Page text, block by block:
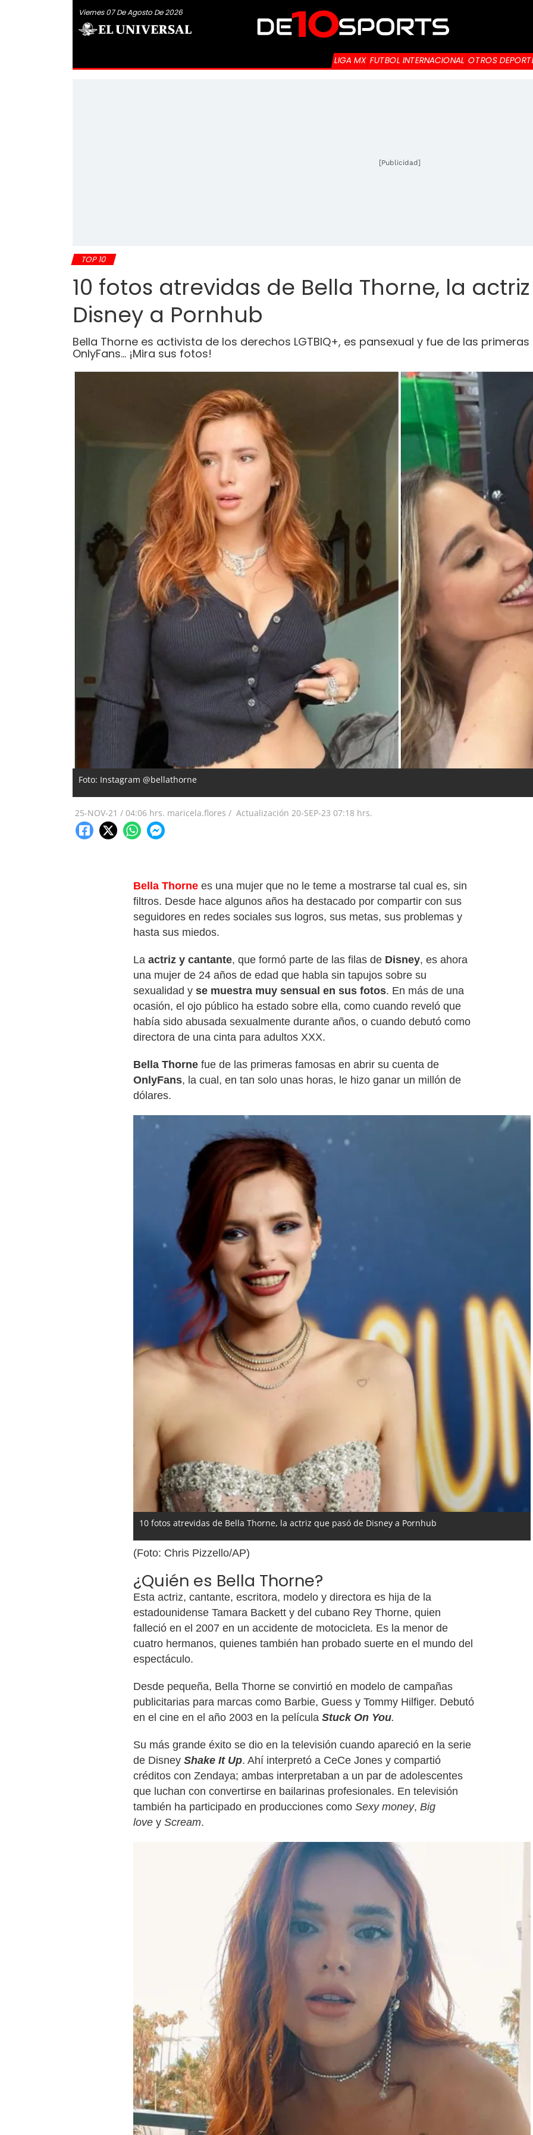
Viernes 07 De Agosto De 2026
LIGA MX FUTBOL INTERNACIONAL OTROS
[Publicidad]
TOP 10
10 fotos atrevidas de Bella Thorne, la
Disney a Pornhub
Bella Thorne es activista de los derechos LGTBIQ+, es pansexual y fue de las
OnlyFans… ¡Mira sus fotos!
Foto: Instagram @bellathorne
25-NOV-21 / 04:06 hrs. maricela.flores / Actualización 20-SEP-23 07:18 hrs.
Bella Thorne es una mujer que no le teme a mostrarse tal cual es, sin
filtros. Desde hace algunos años ha destacado por compartir con sus
seguidores en redes sociales sus logros, sus metas, sus problemas y
hasta sus miedos.
La actriz y cantante, que formó parte de las filas de Disney, es ahora
una mujer de 24 años de edad que habla sin tapujos sobre su
sexualidad y se muestra muy sensual en sus fotos. En más de una
ocasión, el ojo público ha estado sobre ella, como cuando reveló que
había sido abusada sexualmente durante años, o cuando debutó como
directora de una cinta para adultos XXX.
Bella Thorne fue de las primeras famosas en abrir su cuenta de
OnlyFans, la cual, en tan solo unas horas, le hizo ganar un millón de
dólares.
10 fotos atrevidas de Bella Thorne, la actriz que pasó de Disney a Pornhub
(Foto: Chris Pizzello/AP)
¿Quién es Bella Thorne?
Esta actriz, cantante, escritora, modelo y directora es hija de la
estadounidense Tamara Backett y del cubano Rey Thorne, quien
falleció en el 2007 en un accidente de motocicleta. Es la menor de
cuatro hermanos, quienes también han probado suerte en el mundo del
espectáculo.
Desde pequeña, Bella Thorne se convirtió en modelo de campañas
publicitarias para marcas como Barbie, Guess y Tommy Hilfiger. Debutó
en el cine en el año 2003 en la película Stuck On You.
Su más grande éxito se dio en la televisión cuando apareció en la serie
de Disney Shake It Up. Ahí interpretó a CeCe Jones y compartió
créditos con Zendaya; ambas interpretaban a un par de adolescentes
que luchan con convertirse en bailarinas profesionales. En televisión
también ha participado en producciones como Sexy money, Big
love y Scream.